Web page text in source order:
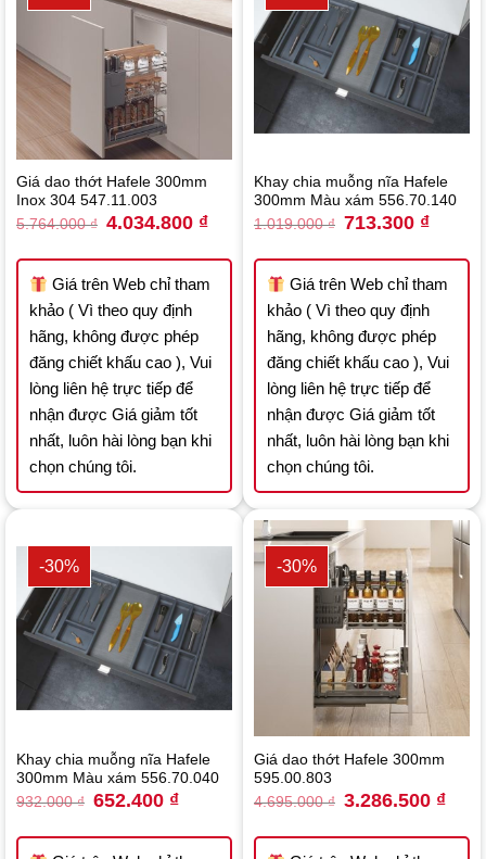
Giá dao thớt Hafele 300mm
Inox 304 547.11.003
5.764.000₫ Original
price
5.764.000 ₫.
4.034.800 ₫Current
4.034.800 ₫.
Giá trên Web chỉ tham
khảo ( Vì theo quy định
hãng, không được phép
đăng chiết khấu cao ), Vui
lòng liên hệ trực tiếp để
nhận được Giá giảm tốt
nhất, luôn hài lòng bạn khi
chọn chúng tôi.
Khay chia muỗng nĩa Hafele
300mm Màu xám 556.70.140
1.019.000₫ Original
price
1.019.000 ₫.
713.300 ₫Current
Giá trên Web chỉ tham
khảo ( Vì theo quy định
hãng, không được phép
đăng chiết khấu cao ), Vui
lòng liên hệ trực tiếp để
nhận được Giá giảm tốt
nhất, luôn hài lòng bạn khi
chọn chúng tôi.
-30%
Khay chia muỗng nĩa Hafele
300mm Màu xám 556.70.040
932.000₫ Original
price
932.000 ₫.
652.400 ₫Current
652.400 ₫.
-30%
Giá dao thớt Hafele 300mm
595.00.803
4.695.000₫ Original
price
4.695.000 ₫.
3.286.500 ₫